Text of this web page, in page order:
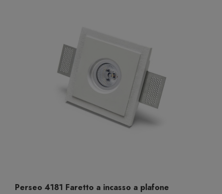
Perseo 4181 Faretto a incasso a plafone